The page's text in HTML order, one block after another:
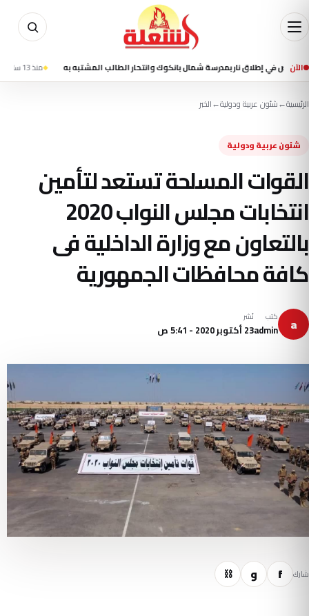
الآن منذ 13 ساعة مقتل شخصين وإصابة 13 في تفجير
الرئيسية←شئون عربية ودولية←الخبر
شئون عربية ودولية
القوات المسلحة تستعد لتأمين
انتخابات مجلس النواب 2020
بالتعاون مع وزارة الداخلية فى
كافة محافظات الجمهورية
a كتب
admin
نُشر
23 أكتوبر 2020 - 5:41 ص
شارك f و ⛓